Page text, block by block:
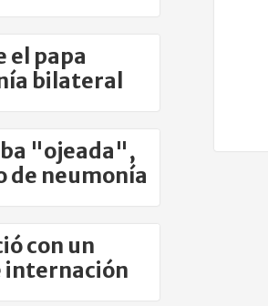
el papa
bilateral
"ojeada",
de neumonía
con un
internación